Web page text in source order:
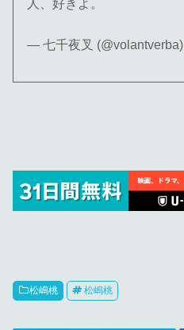
人、好きよ。
— 七千夜叉 (@volantverba)
松嶋桃 松嶋桃